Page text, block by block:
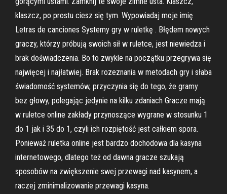
klaszcz, po prostu ciesz się tym. Wypowiadaj moje imię
Letras de canciones Systemy gry w ruletkę . Błędem nowych
graczy, którzy próbują swoich sił w ruletce, jest niewiedza i
brak doświadczenia. Bo to zwykle na początku przegrywa się
najwięcej i najłatwiej. Brak rozeznania w metodach gry i słaba
świadomość systemów, przyczynia się do tego, że gramy
bez głowy, polegając jedynie na kilku zdaniach Gracze mają
w ruletce online zakłady przynoszące wygrane w stosunku 1
do 1 jak i 35 do 1, czyli ich rozpiętość jest całkiem spora.
Ponieważ ruletka online jest bardzo dochodowa dla kasyna
internetowego, dlatego też od dawna gracze szukają
sposobów na zwiększenie swej przewagi nad kasynem, a
raczej zminimalizowanie przewagi kasyna.